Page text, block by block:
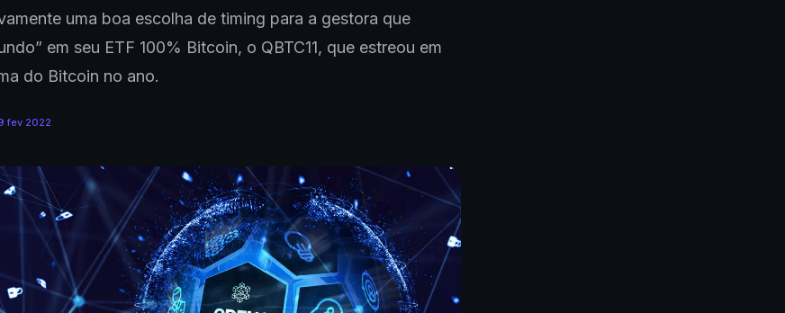
uma boa escolha de timing para a gestora que
em seu ETF 100% Bitcoin, o QBTC11, que estreou em
do Bitcoin no ano.
fev 2022